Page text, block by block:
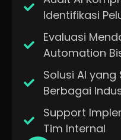
Identifikasi
Evaluasi
Automation
Solusi AI yang
Berbagai
Support
Tim Internal